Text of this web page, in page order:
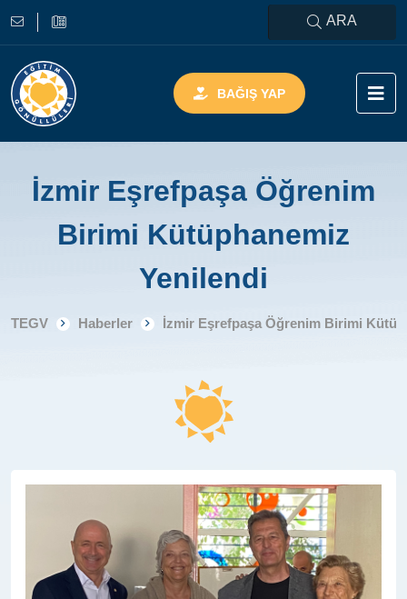
ARA
BAĞIŞ YAP
İzmir Eşrefpaşa Öğrenim
Birimi Kütüphanemiz
Yenilendi
TEGV Haberler İzmir Eşrefpaşa Öğrenim Birimi